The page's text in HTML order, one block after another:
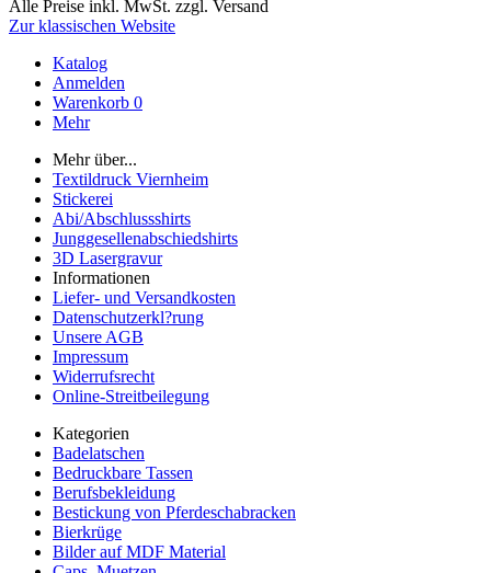
Alle Preise inkl. MwSt. zzgl. Versand
Zur klassischen Website
Katalog
Anmelden
Warenkorb 0
Mehr
Mehr über...
Textildruck Viernheim
Stickerei
Abi/Abschlussshirts
Junggesellenabschiedshirts
3D Lasergravur
Informationen
Liefer- und Versandkosten
Datenschutzerkl?rung
Unsere AGB
Impressum
Widerrufsrecht
Online-Streitbeilegung
Kategorien
Badelatschen
Bedruckbare Tassen
Berufsbekleidung
Bestickung von Pferdeschabracken
Bierkrüge
Bilder auf MDF Material